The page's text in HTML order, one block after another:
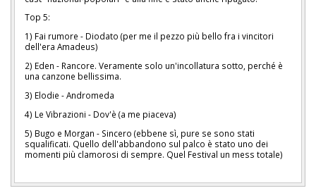
Top 5:
1) Fai rumore - Diodato (per me il pezzo più bello fra i vincitori
dell'era Amadeus)
2) Eden - Rancore. Veramente solo un'incollatura sotto, perché è
una canzone bellissima.
3) Elodie - Andromeda
4) Le Vibrazioni - Dov'è (a me piaceva)
5) Bugo e Morgan - Sincero (ebbene sì, pure se sono stati
squalificati. Quello dell'abbandono sul palco è stato uno dei
momenti più clamorosi di sempre. Quel Festival un mess totale)